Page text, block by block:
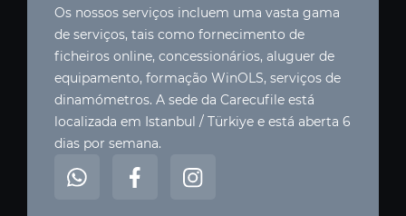
Os nossos serviços incluem uma vasta gama
de serviços, tais como fornecimento de
ficheiros online, concessionários, aluguer de
equipamento, formação WinOLS, serviços de
dinamómetros. A sede da Carecufile está
localizada em Istanbul / Türkiye e está aberta 6
dias por semana.